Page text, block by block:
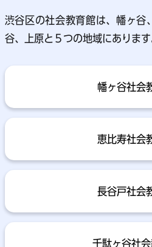
渋谷区の社会教育館は、幡ヶ谷
谷、上原と５つの地域にあります
幡ヶ谷社会
恵比寿社会
長谷戸社会
千駄ヶ谷社